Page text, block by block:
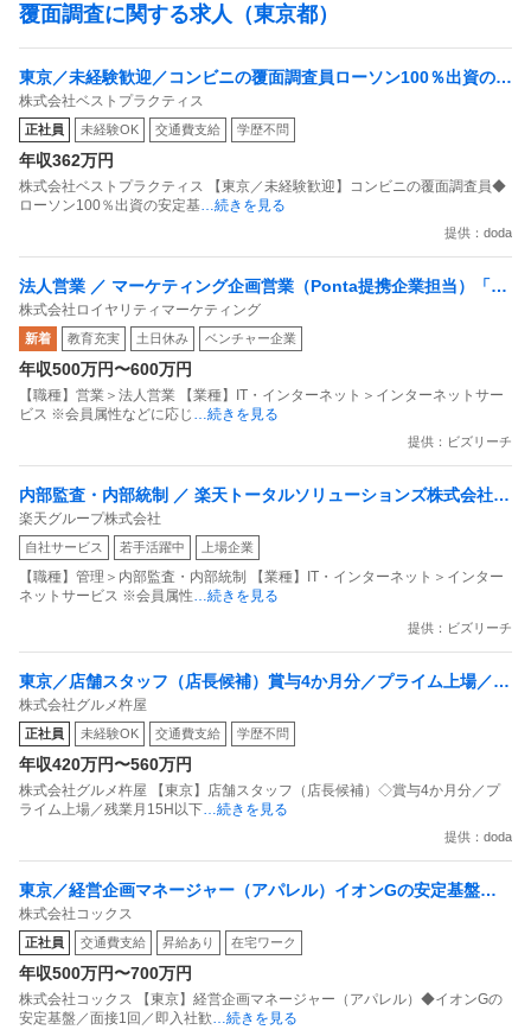
覆面調査に関する求人（東京都）
東京／未経験歓迎／コンビニの覆面調査員ローソン100％出資の安
定基盤／月５日在宅／残業月10時間
株式会社ベストプラクティス
正社員 未経験OK 交通費支給 学歴不問
年収362万円
株式会社ベストプラクティス 【東京／未経験歓迎】コンビニの覆面調査員◆
ローソン100％出資の安定基 …続きを見る
提供：doda
法人営業 ／ マーケティング企画営業（Ponta提携企業担当）「国
内最大級の共通ポイントサービスを展開／無駄のない消費社会を
目指すデータマーケティングカンパニー」
株式会社ロイヤリティマーケティング
新着 教育充実 土日休み ベンチャー企業
年収500万円〜600万円
【職種】営業＞法人営業 【業種】IT・インターネット＞インターネットサー
ビス ※会員属性などに応じ
…続きを見る
提供：ビズリーチ
内部監査・内部統制 ／ 楽天トータルソリューションズ株式会社
戦略事業コンプライアンス支援部 業務統制支援課：ショップコン
プライアンス推進担当（SBCSD）
楽天グループ株式会社
自社サービス 若手活躍中 上場企業
【職種】管理＞内部監査・内部統制 【業種】IT・インターネット＞インター
ネットサービス ※会員属性 …続きを見る
提供：ビズリーチ
東京／店舗スタッフ（店長候補）賞与4か月分／プライム上場／残
業月15H以下／新店オープン多数
株式会社グルメ杵屋
正社員 未経験OK 交通費支給 学歴不問
年収420万円〜560万円
株式会社グルメ杵屋 【東京】店舗スタッフ（店長候補）◇賞与4か月分／プ
ライム上場／残業月15H以下 …続きを見る
提供：doda
東京／経営企画マネージャー（アパレル）イオンGの安定基盤／
面接1回／即入社歓迎
株式会社コックス
正社員 交通費支給 昇給あり 在宅ワーク
年収500万円〜700万円
株式会社コックス 【東京】経営企画マネージャー（アパレル）◆イオンGの
安定基盤／面接1回／即入社歓 …続きを見る